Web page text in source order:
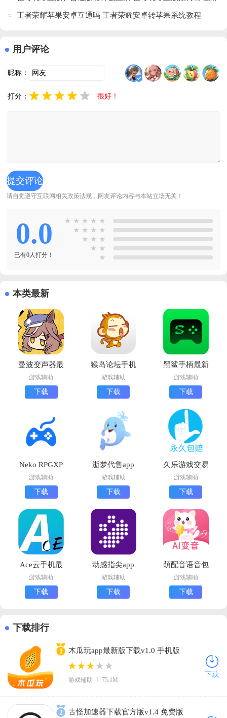
号
王者荣耀苹果安卓互通吗 王者荣耀安卓转苹果系统教程
用户评论
昵称：
打分： 很好！
请自觉遵守互联网相关政策法规，网友评论内容与本站立场无关！
0.0
已有0人打分！
★ ★ ★ ★ ★
★ ★ ★ ★
★ ★ ★
★ ★
★
本类最新
曼波变声器最
新版下载(漫
波语音盒子)
游戏辅助
下载
猴岛论坛手机
版下载
游戏辅助
下载
黑鲨手柄最新
版下载
游戏辅助
下载
Neko RPGXP
模拟器官方版
下载
游戏辅助
下载
逝梦代售app
官方版
游戏辅助
下载
久乐游戏交易
官方版下载
游戏辅助
下载
Ace云手机最
新版下载
游戏辅助
下载
动感指尖app
最新版下载
游戏辅助
下载
萌配音语音包
安卓版下载
游戏辅助
下载
下载排行
1 木瓜玩app最新版下载v1.0 手机版
游戏辅助 75.1M
下载
2 古怪加速器下载官方版v1.4 免费版